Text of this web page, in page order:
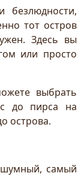
тот остров
Здесь вы
или просто
выбрать
до пирса на
острова.
самый